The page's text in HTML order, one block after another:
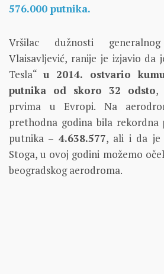
576.000 putnika.
Vršilac dužnosti
Vlaisavljević, ranije je izjavio da
Tesla“u 2014. ostvario
putnika od skoro 32 odsto,
prvima u Evropi. Na
prethodna godina bila rekordna
putnika – 4.638.577, ali i da je
Stoga, u ovoj godini možemo
beogradskog aerodroma.